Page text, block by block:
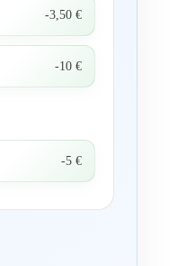
-3,50 €
-10 €
-5 €